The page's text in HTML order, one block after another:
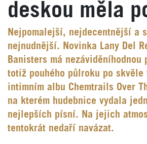
deskou měla
Nejpomalejší, nejdecentnější a
nejnudnější. Novinka Lany Del
Banisters má nezáviděníhodnou
totiž pouhého půlroku po skvěle
intimním albu Chemtrails Over
na kterém hudebnice vydala
nejlepších písní. Na jejich
tentokrát nedaří navázat.